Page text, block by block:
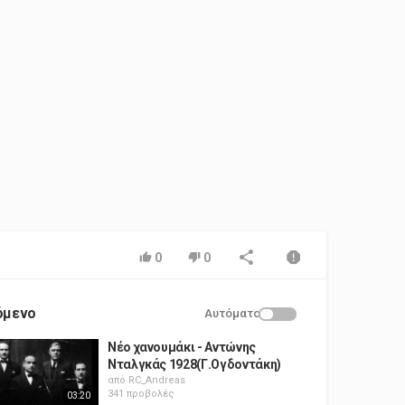
0 0
Αυτόματο
03:20
Νέο χανουμάκι - Αντώνης
Νταλγκάς 1928(Γ.Ογδοντάκη)
από RC_Andreas
341 προβολές